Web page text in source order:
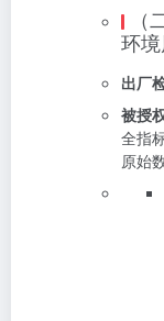
环
出厂
被授
全指
原始